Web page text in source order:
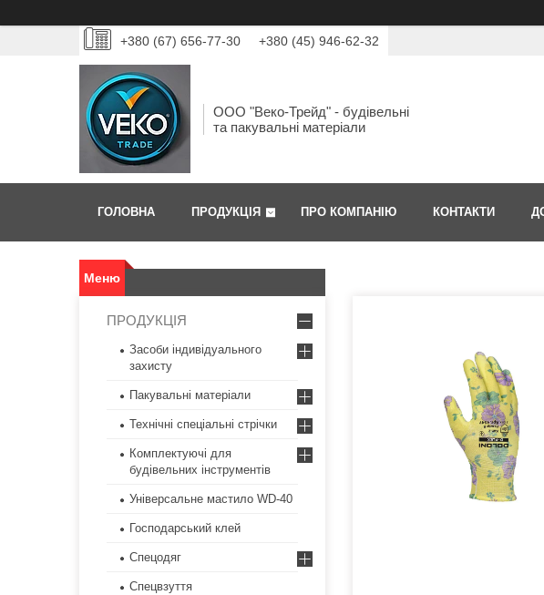
+380 (67) 656-77-30 +380 (45) 946-62-32
ООО "Веко-Трейд" - будівельні
та пакувальні матеріали
ГОЛОВНА ПРОДУКЦІЯ ПРО КОМПАНІЮ КОНТАКТИ
ПРОДУКЦІЯ
Засоби індивідуального
захисту
Пакувальні матеріали
Технічні спеціальні стрічки
Комплектуючі для
будівельних інструментів
Універсальне мастило WD-40
Господарський клей
Спецодяг
Спецвзуття